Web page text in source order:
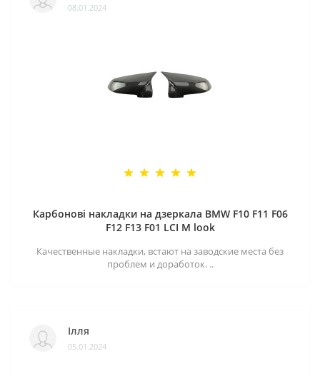
08.01.2024
Карбонові накладки на дзеркала BMW F10 F11 F06
F12 F13 F01 LCI M look
Качественные накладки, встают на заводские места без
проблем и доработок. ..
Ілля
05.01.2024